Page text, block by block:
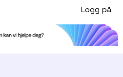
for oversettelserLogg på